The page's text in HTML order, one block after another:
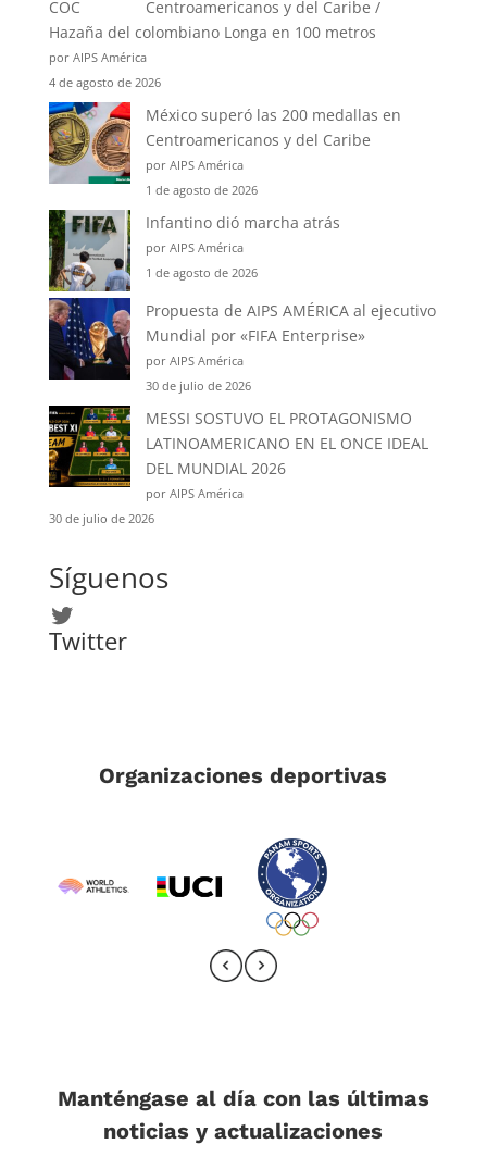
Centroamericanos y del Caribe /
Hazaña del colombiano Longa en 100 metros
por AIPS América
4 de agosto de 2026
México superó las 200 medallas en
Centroamericanos y del Caribe
por AIPS América
1 de agosto de 2026
Infantino dió marcha atrás
por AIPS América
1 de agosto de 2026
Propuesta de AIPS AMÉRICA al ejecutivo
Mundial por «FIFA Enterprise»
por AIPS América
30 de julio de 2026
MESSI SOSTUVO EL PROTAGONISMO
LATINOAMERICANO EN EL ONCE IDEAL
DEL MUNDIAL 2026
por AIPS América
30 de julio de 2026
Síguenos
Twitter
Twitter
Organizaciones deportivas
Manténgase al día con las últimas
noticias y actualizaciones